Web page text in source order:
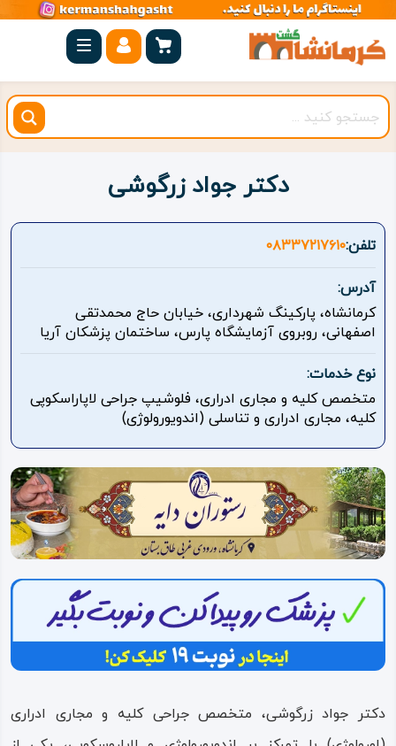
صفحه
اصلی
کرمانشاه
شهرستان
بیستون
روستاهای
هدف
اقامتگاه
ویژه
ویدئو
درباره
ما
دکتر جواد زرگوشی
تلفن:۰۸۳۳۷۲۱۷۶۱۰
آدرس:
کرمانشاه، پارکینگ شهرداری، خیابان حاج محمدتقی
اصفهانی، روبروی آزمایشگاه پارس، ساختمان پزشکان آریا
نوع خدمات:
متخصص کلیه و مجاری ادراری، فلوشیپ جراحی لاپاراسکوپی
کلیه، مجاری ادراری و تناسلی (اندویورولوژی)
دکتر جواد زرگوشی، متخصص جراحی کلیه و مجاری ادراری